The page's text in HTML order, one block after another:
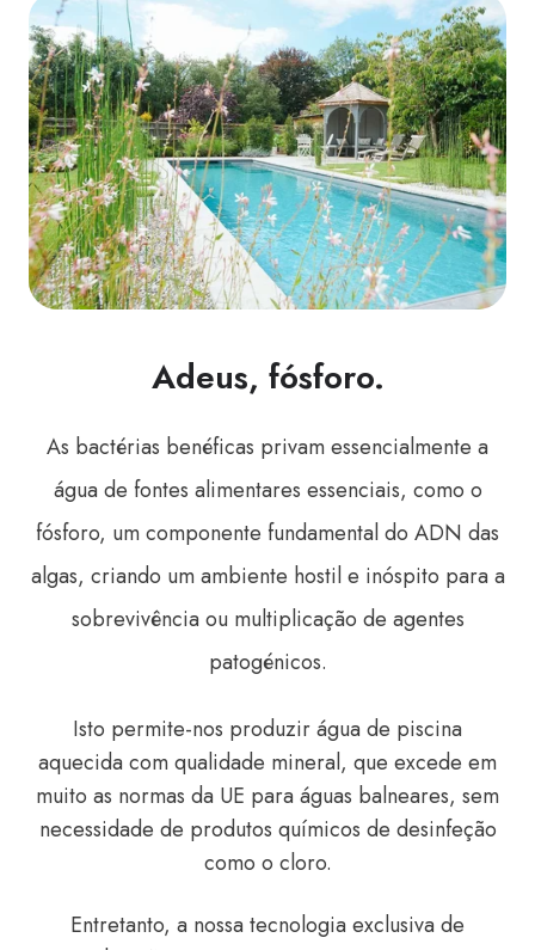
Adeus, fósforo.
As bactérias benéficas privam essencialmente a
água de fontes alimentares essenciais, como o
fósforo, um componente fundamental do ADN das
algas, criando um ambiente hostil e inóspito para a
sobrevivência ou multiplicação de agentes
patogénicos.
Isto permite-nos produzir água de piscina
aquecida com qualidade mineral, que excede em
muito as normas da UE para águas balneares, sem
necessidade de produtos químicos de desinfeção
como o cloro.
Entretanto, a nossa tecnologia exclusiva de